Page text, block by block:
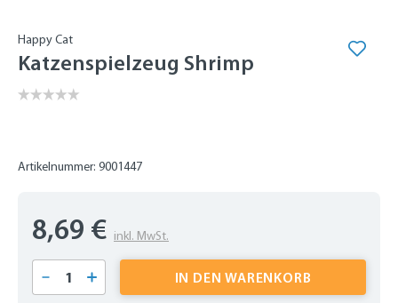
Happy Cat
Katzenspielzeug Shrimp
Artikelnummer: 9001447
8,69 € inkl. MwSt.
Produkt Anzahl: Gib den gewünschten
IN DEN WARENKORB